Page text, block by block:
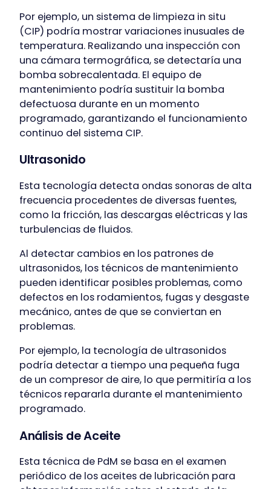
Por ejemplo, un sistema de limpieza in situ
(CIP) podría mostrar variaciones inusuales de
temperatura. Realizando una inspección con
una cámara termográfica, se detectaría una
bomba sobrecalentada. El equipo de
mantenimiento podría sustituir la bomba
defectuosa durante en un momento
programado, garantizando el funcionamiento
continuo del sistema CIP.
Ultrasonido
Esta tecnología detecta ondas sonoras de alta
frecuencia procedentes de diversas fuentes,
como la fricción, las descargas eléctricas y las
turbulencias de fluidos.
Al detectar cambios en los patrones de
ultrasonidos, los técnicos de mantenimiento
pueden identificar posibles problemas, como
defectos en los rodamientos, fugas y desgaste
mecánico, antes de que se conviertan en
problemas.
Por ejemplo, la tecnología de ultrasonidos
podría detectar a tiempo una pequeña fuga
de un compresor de aire, lo que permitiría a los
técnicos repararla durante el mantenimiento
programado.
Análisis de Aceite
Esta técnica de PdM se basa en el examen
periódico de los aceites de lubricación para